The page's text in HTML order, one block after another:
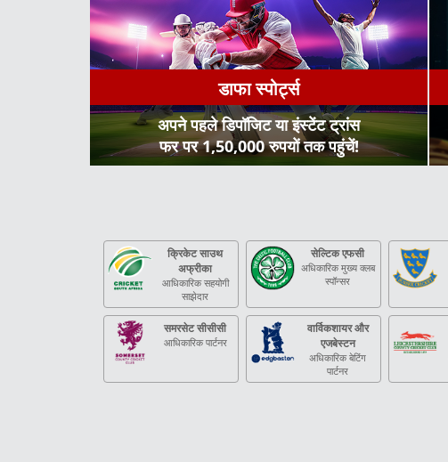
डाफा स्पोर्ट्स
अपने पहले डिपॉजिट या इंस्टेंट ट्रांस
फर पर 1,50,000 रुपयों तक पहुंचें!
क्रिकेट साउथ
अफ्रीका
आधिकारिक सहयोगी
साझेदार
सेल्टिक एफसी
अधिकारिक मुख्य क्लब
स्पॉन्सर
समरसेट सीसीसी
आधिकारिक पार्टनर
वार्विकशायर और
एजबेस्टन
अधिकारिक बेटिंग
पार्टनर